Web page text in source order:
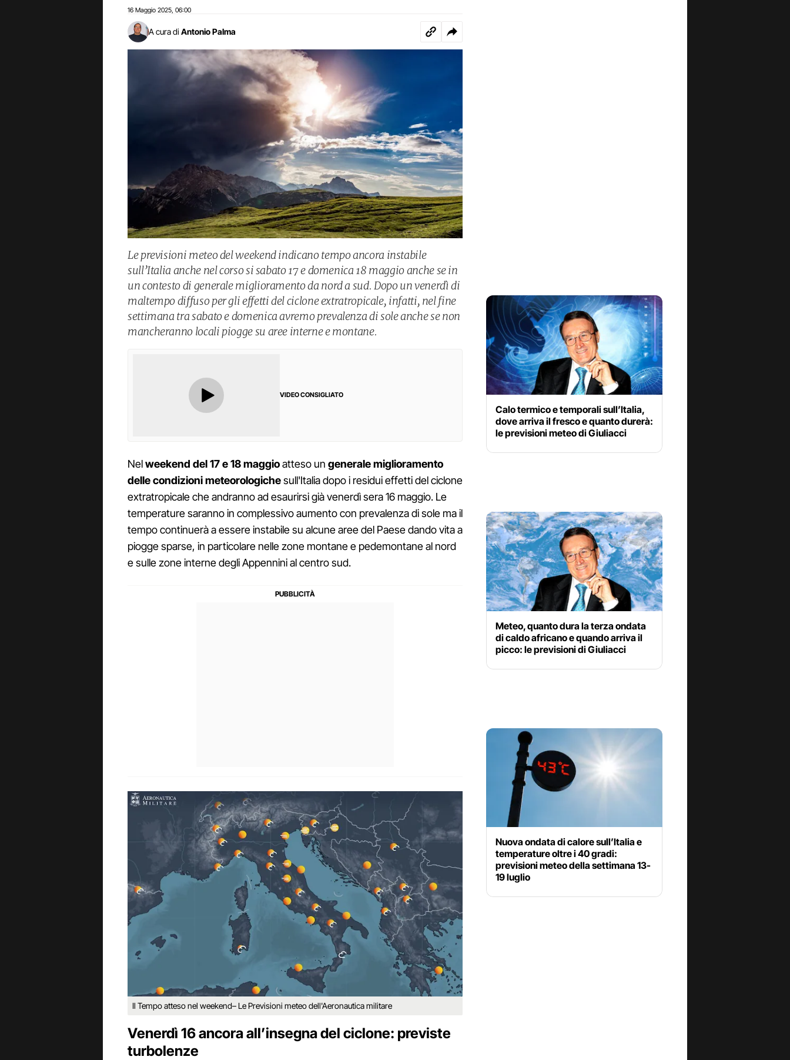
16 Maggio 2025 06:00
A cura di Antonio Palma
Le previsioni meteo del weekend indicano tempo ancora instabile
sull’Italia anche nel corso si sabato 17 e domenica 18 maggio anche se in
un contesto di generale miglioramento da nord a sud. Dopo un venerdì di
maltempo diffuso per gli effetti del ciclone extratropicale, infatti, nel fine
settimana tra sabato e domenica avremo prevalenza di sole anche se non
mancheranno locali piogge su aree interne e montane.
VIDEO CONSIGLIATO
Nelweekend del 17 e 18 maggioatteso un generale miglioramento
delle condizioni meteorologichesull'Italia dopo i residui effetti del ciclone
extratropicale che andranno ad esaurirsi già venerdì sera 16 maggio. Le
temperature saranno in complessivo aumento con prevalenza di sole ma il
tempo continuerà a essere instabile su alcune aree del Paese dando vita a
piogge sparse, in particolare nelle zone montane e pedemontane al nord
e sulle zone interne degli Appennini al centro sud.
Il Tempo atteso nel weekend– Le Previsioni meteo dell'Aeronautica militare
Venerdì 16 ancora all’insegna del ciclone: previste
turbolenze
Calo termico e temporali sull’Italia,
dove arriva il fresco e quanto durerà:
le previsioni meteo di Giuliacci
Meteo, quanto dura la terza ondata
di caldo africano e quando arriva il
picco: le previsioni di Giuliacci
Nuova ondata di calore sull’Italia e
temperature oltre i 40 gradi:
previsioni meteo della settimana 13-
19 luglio